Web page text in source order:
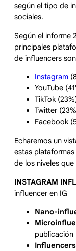
según el tipo de
sociales.
Según el informe
principales
de influencers
Instagram
YouTube
TikTok
Twitter
Facebook
Echaremos un
estas
de los niveles
INSTAGRAM
influencer en IG
Nano-
publicación